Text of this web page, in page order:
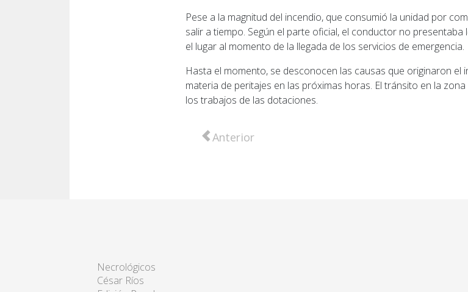
Pese a la magnitud del incendio, que consumió la unidad por
salir a tiempo. Según el parte oficial, el conductor no
el lugar al momento de la llegada de los servicios de emergencia.
Hasta el momento, se desconocen las causas que originaron el
materia de peritajes en las próximas horas. El tránsito en la
los trabajos de las dotaciones.
Artículo anterior: Habrá cortes de tránsito en San
Anterior
Necrológicos
César Ríos